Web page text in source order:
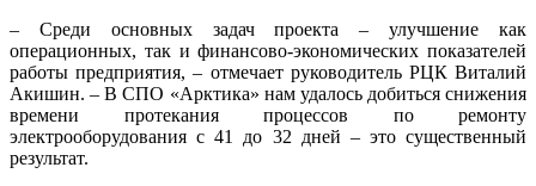
– Среди основных задач проекта – улучшение как
операционных, так и финансово-экономических показателей
работы предприятия, – отмечает руководитель РЦК Виталий
Акишин. – В СПО «Арктика» нам удалось добиться снижения
времени протекания процессов по ремонту
электрооборудования с 41 до 32 дней – это существенный
результат.